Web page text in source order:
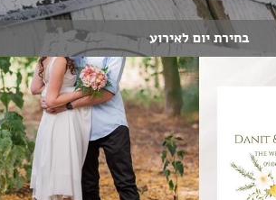
בחירת יום לאירוע